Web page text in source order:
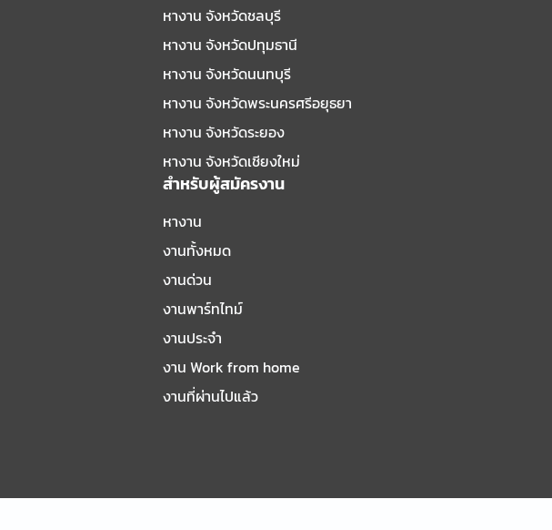
หางาน จังหวัดชลบุรี
หางาน จังหวัดปทุมธานี
หางาน จังหวัดนนทบุรี
หางาน จังหวัดพระนครศรีอยุธยา
หางาน จังหวัดระยอง
หางาน จังหวัดเชียงใหม่
สำหรับผู้สมัครงาน
หางาน
งานทั้งหมด
งานด่วน
งานพาร์ทไทม์
งานประจำ
งาน Work from home
งานที่ผ่านไปแล้ว